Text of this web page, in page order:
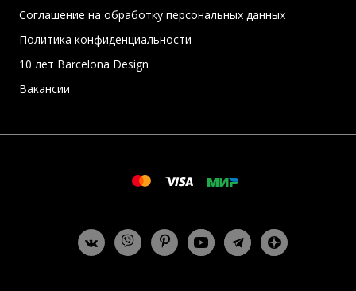
Соглашение на обработку персональных данных
Политика конфиденциальности
10 лет Barcelona Design
Вакансии